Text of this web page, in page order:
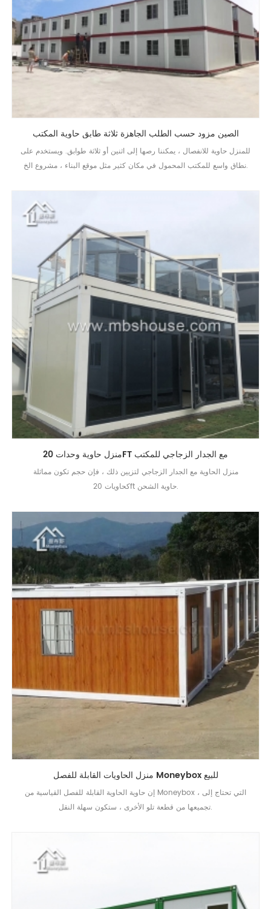
الصين مزود حسب الطلب الجاهزة ثلاثة طابق حاوية المكتب
للمنزل حاوية للانفصال ، يمكننا رصها إلى اثنين أو ثلاثة طوابق. ويستخدم على
نطاق واسع للمكتب المحمول في مكان كثير مثل موقع البناء ، مشروع الخ.
منزل حاوية وحدات 20FT مع الجدار الزجاجي للمكتب
منزل الحاوية مع الجدار الزجاجي لتزيين ذلك ، فإن حجم تكون مماثلة
كحاويات 20ft حاوية الشحن.
منزل الحاويات القابلة للفصل Moneybox للبيع
إن حاوية الحاوية القابلة للفصل القياسية من Moneybox ، التي تحتاج إلى
تجميعها من قطعة تلو الأخرى ، ستكون سهلة النقل.